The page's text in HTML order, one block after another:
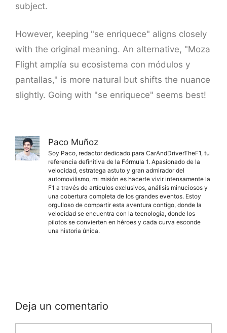
subject.
However, keeping "se enriquece" aligns closely
with the original meaning. An alternative, "Moza
Flight amplía su ecosistema con módulos y
pantallas," is more natural but shifts the nuance
slightly. Going with "se enriquece" seems best!
Paco Muñoz
Soy Paco, redactor dedicado para CarAndDriverTheF1, tu
referencia definitiva de la Fórmula 1. Apasionado de la
velocidad, estratega astuto y gran admirador del
automovilismo, mi misión es hacerte vivir intensamente la
F1 a través de artículos exclusivos, análisis minuciosos y
una cobertura completa de los grandes eventos. Estoy
orgulloso de compartir esta aventura contigo, donde la
velocidad se encuentra con la tecnología, donde los
pilotos se convierten en héroes y cada curva esconde
una historia única.
Deja un comentario